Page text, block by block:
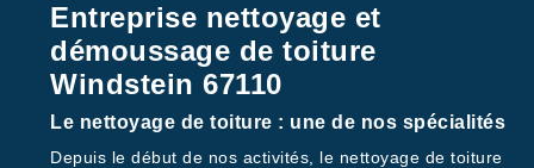
Entreprise nettoyage et
démoussage de toiture
Windstein 67110
Le nettoyage de toiture : une de nos spécialités
Depuis le début de nos activités, le nettoyage de toiture